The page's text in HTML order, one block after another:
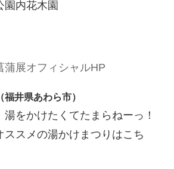
園内花木園
蒲展オフィシャルHP
井県あわら市）
をかけたくてたまらねーっ！
ススメの湯かけまつりはこち